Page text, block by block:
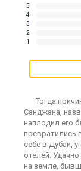
5
4
3
2
1
Тогда
Санджана,
наплодил его
превратились
себе в Дубаи,
отелей.
на земле,